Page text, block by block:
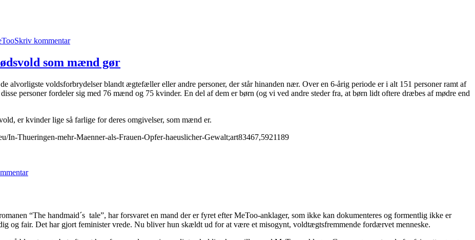
Skriv kommentarkvindernes
passivitet
som mænd gør
alvorligste voldsforbrydelser blandt ægtefæller eller andre personer, der står hinanden nær. Over en 6-årig periode er i alt 151 personer ramt af
personer fordeler sig med 76 mænd og 75 kvinder. En del af dem er børn (og vi ved andre steder fra, at børn lidt oftere dræbes af mødre end
er kvinder lige så farlige for deres omgivelser, som mænd er.
In-Thueringen-mehr-Maenner-als-Frauen-Opfer-haeuslicher-Gewalt;art83467,5921189
Thüringen
ofte
dødsvold
“The handmaid´s tale”, har forsvaret en mand der er fyret efter MeToo-anklager, som ikke kan dokumenteres og formentlig ikke er
og fair. Det har gjort feminister vrede. Nu bliver hun skældt ud for at være et misogynt, voldtægtsfremmende fordærvet menneske.